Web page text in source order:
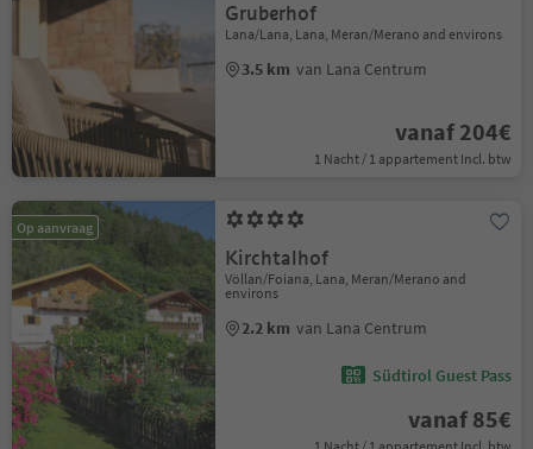
Gruberhof
Lana/Lana, Lana, Meran/Merano and environs
3.5 km van Lana Centrum
vanaf 204€
1 Nacht / 1 appartement Incl. btw
Op aanvraag
Kirchtalhof
Völlan/Foiana, Lana, Meran/Merano and
environs
2.2 km van Lana Centrum
Südtirol Guest Pass
vanaf 85€